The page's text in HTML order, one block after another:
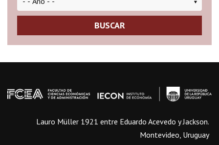
BUSCAR
Lauro Müller 1921 entre Eduardo Acevedo y Jackson.
Montevideo, Uruguay